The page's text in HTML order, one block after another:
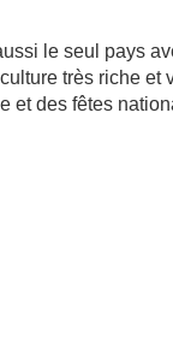
le seul pays
très riche et
et des fêtes